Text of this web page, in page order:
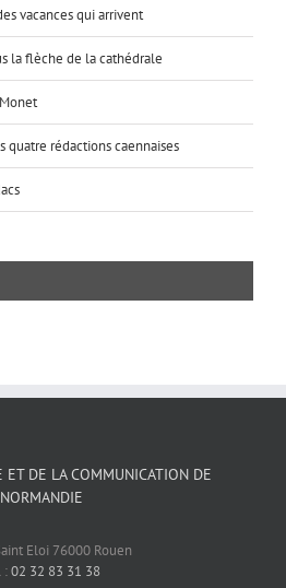
vacances qui arrivent
la flèche de la cathédrale
quatre rédactions caennaises
ET DE LA COMMUNICATION DE
NORMANDIE
Eloi 76000 Rouen
:02 32 83 31 38